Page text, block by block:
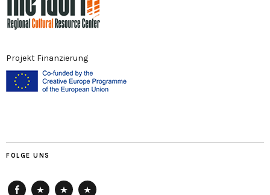
Projekt Finanzierung
FOLGE UNS